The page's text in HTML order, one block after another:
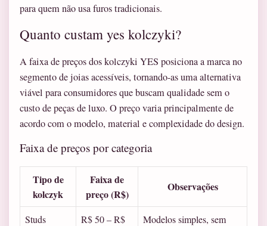
para quem não usa furos tradicionais.
Quanto custam yes kolczyki?
A faixa de preços dos kolczyki YES posiciona a marca no
segmento de joias acessíveis, tornando-as uma alternativa
viável para consumidores que buscam qualidade sem o
custo de peças de luxo. O preço varia principalmente de
acordo com o modelo, material e complexidade do design.
Faixa de preços por categoria
Tipo de
kolczyk
Faixa de
preço (R$)
Observações
Studs
R$ 50 – R$
Modelos simples, sem